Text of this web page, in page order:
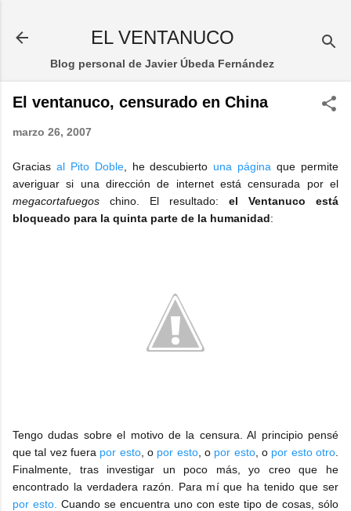
EL VENTANUCO
Blog personal de Javier Úbeda Fernández
El ventanuco, censurado en China
marzo 26, 2007
Gracias al Pito Doble, he descubierto una página que permite
averiguar si una dirección de internet está censurada por el
megacortafuegos chino. El resultado: el Ventanuco está
bloqueado para la quinta parte de la humanidad:
Tengo dudas sobre el motivo de la censura. Al principio pensé
que tal vez fuera por esto, o por esto, o por esto, o por esto otro
Finalmente, tras investigar un poco más, yo creo que he
encontrado la verdadera razón. Para mí que ha tenido que ser
por esto. Cuando se encuentra uno con este tipo de cosas, sólo